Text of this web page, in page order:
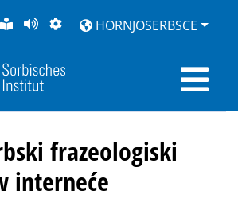
LOCHKA
RĚČ
STRONU
PŘEDČITAĆ
ZWOBRAZNJENJE
HORNJOSERBSCE
frazeologiski
interneće